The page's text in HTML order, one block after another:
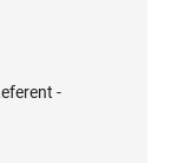
-